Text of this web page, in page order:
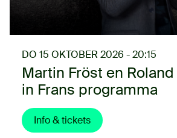
DO 15 OKTOBER 2026 - 20:15
Martin Fröst en
in Frans programma
Info & tickets